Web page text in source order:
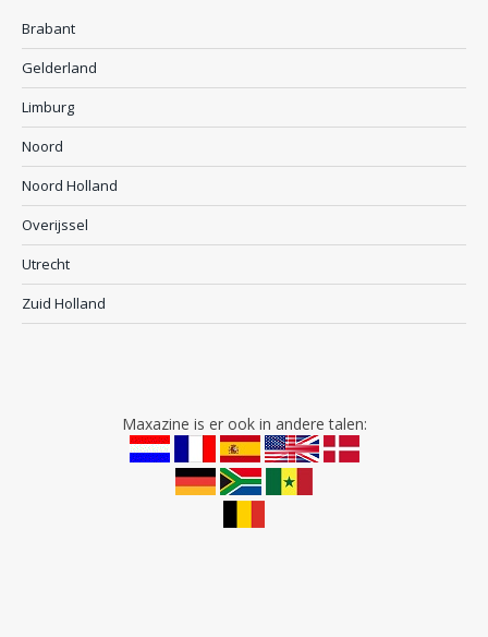
Brabant
Gelderland
Limburg
Noord
Noord Holland
Overijssel
Utrecht
Zuid Holland
Maxazine is er ook in andere talen: